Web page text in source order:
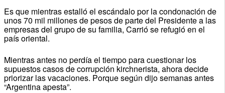
Es que mientras estalló el escándalo por la condonación de
unos 70 mil millones de pesos de parte del Presidente a las
empresas del grupo de su familia, Carrió se refugió en el
país oriental.
Mientras antes no perdía el tiempo para cuestionar los
supuestos casos de corrupción kirchnerista, ahora decide
priorizar las vacaciones. Porque según dijo semanas antes
“Argentina apesta”.